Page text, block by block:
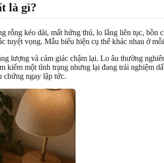
là gì?
rỗng kéo dài, mất hứng thú, lo lắng liên tục,
tuyệt vọng. Mẫu biểu hiện cụ thể khác nhau ở
lượng và cảm giác chậm lại. Lo âu thường
kiếm một tình trạng nhưng lại đang trải nghiệm
chứng ngay lập tức.